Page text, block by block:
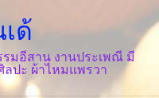
ด้
มอีสาน งานประเพณี มี
ปะ ผ้าไหมแพรวา